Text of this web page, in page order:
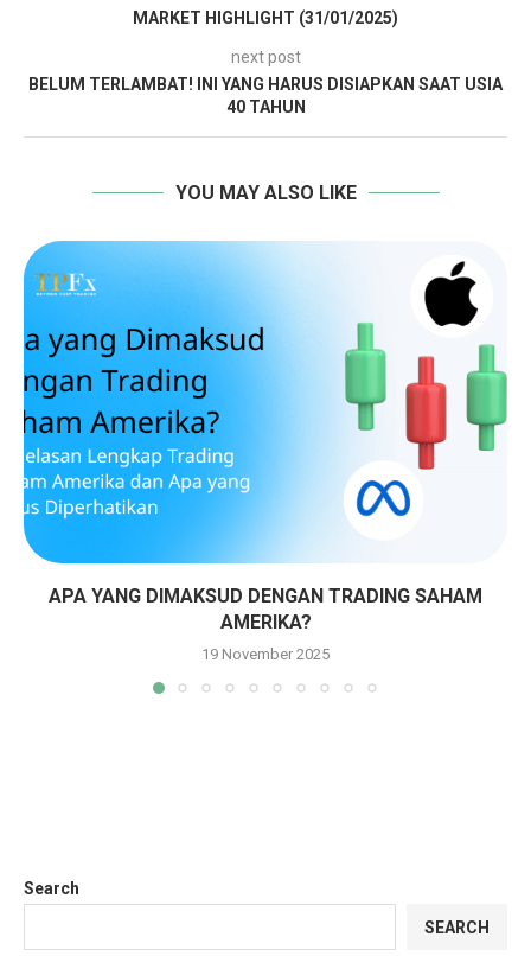
MARKET HIGHLIGHT (31/01/2025)
next post
BELUM TERLAMBAT! INI YANG HARUS DISIAPKAN SAAT USIA
40 TAHUN
YOU MAY ALSO LIKE
APA YANG DIMAKSUD DENGAN TRADING SAHAM
AMERIKA?
19 November 2025
Search
SEARCH